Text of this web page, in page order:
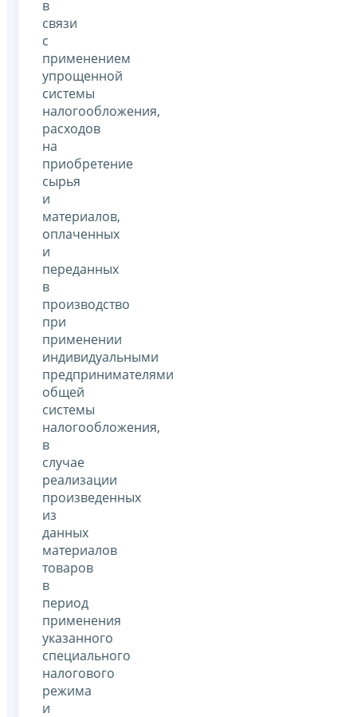
в
связи
с
применением
упрощенной
системы
налогообложения,
расходов
на
приобретение
сырья
и
материалов,
оплаченных
и
переданных
в
производство
при
применении
индивидуальными
предпринимателями
общей
системы
налогообложения,
в
случае
реализации
произведенных
из
данных
материалов
товаров
в
период
применения
указанного
специального
налогового
режима
и